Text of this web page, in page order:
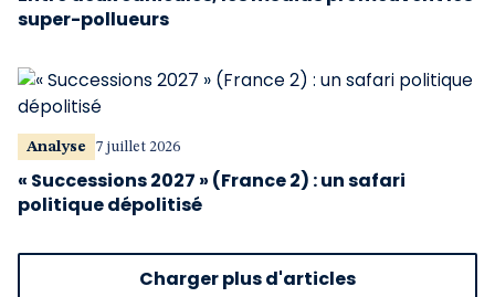
super-pollueurs
Analyse 7 juillet 2026
« Successions 2027 » (France 2) : un safari
politique dépolitisé
Charger plus d'articles